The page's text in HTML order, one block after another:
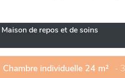
Maison de repos et de soins
Chambre individuelle 24 m² -